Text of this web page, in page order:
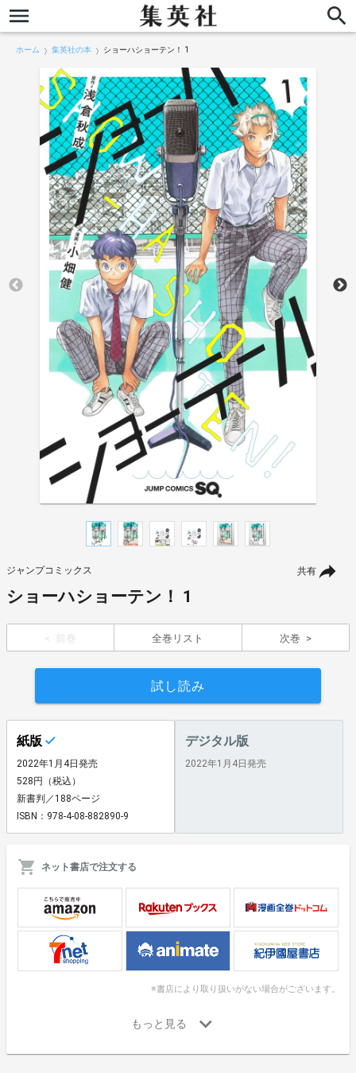
ホーム 集英社の本 ショーハショーテン！ 1
共有
ジャンプコミックス
ショーハショーテン！ 1
前巻 全巻リスト 次巻
試し読み
紙版
2022年1月4日発売
528円（税込）
新書判／188ページ
ISBN：978-4-08-882890-9
デジタル版
2022年1月4日発売
ネット書店で注文する
※書店により取り扱いがない場合がございます。